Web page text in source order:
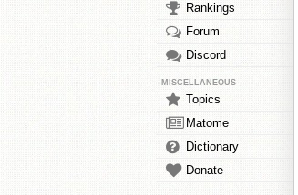
Rankings
Forum
Discord
MISCELLANEOUS
Topics
Matome
Dictionary
Donate